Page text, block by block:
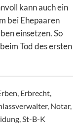
kann auch ein
bei Ehepaaren
einsetzen. So
Tod des ersten
, Erbrecht,
, Notar,
,St-B-K